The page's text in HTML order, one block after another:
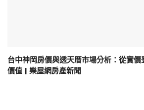
台中神岡房價與透天厝市場分析：從實
價值 | 樂屋網房產新聞